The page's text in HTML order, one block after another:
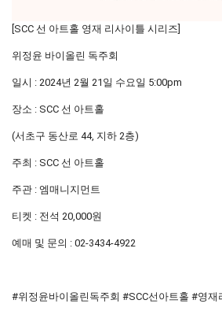
[SCC 선 아트홀 영재 리사이틀 시리즈]
위정윤 바이올린 독주회
일시 : 2024년 2월 21일 수요일 5:00pm
장소 : SCC 선 아트홀
(서초구 동산로 44, 지하 2층)
주최 : SCC 선 아트홀
주관 : 엠매니지먼트
티켓 : 전석 20,000원
예매 및 문의 : 02-3434-4922
#위정윤바이올린독주회 #SCC선아트홀 #영재